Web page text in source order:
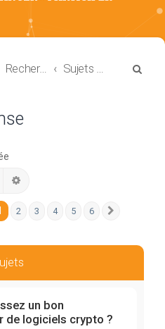
Rechercher Sujets sans réponse
Rechercher
2 3 4 5 6
un bon
de logiciels crypto ?